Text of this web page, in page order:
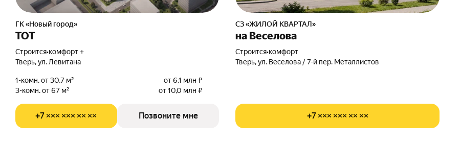
ГК «Новый город»
ТОТ
Строится•комфорт +
Тверь, ул. Левитана
1-комн. от 30,7 м²
от 6,1 млн ₽
3-комн. от 67 м²
от 10,0 млн ₽
+7 ××× ××× ×× ×× Позвоните мне
СЗ «ЖИЛОЙ КВАРТАЛ»
на Веселова
Строится•комфорт
Тверь, ул. Веселова / 7-й пер. Металлистов
+7 ××× ××× ×× ××